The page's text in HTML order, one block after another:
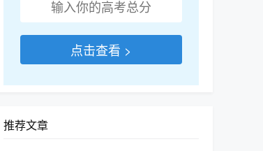
点击查看 >
推荐文章